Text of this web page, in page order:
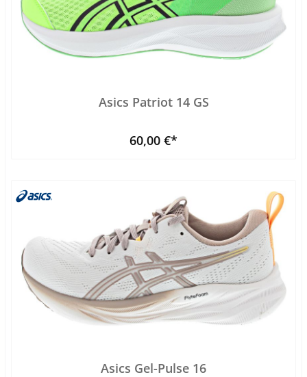
Asics Patriot 14 GS
60,00 €*
Asics Gel-Pulse 16